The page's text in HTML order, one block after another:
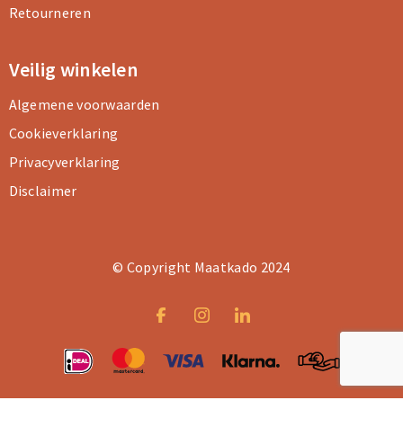
Retourneren
Veilig winkelen
Algemene voorwaarden
Cookieverklaring
Privacyverklaring
Disclaimer
© Copyright Maatkado 2024